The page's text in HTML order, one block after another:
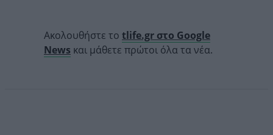
Ακολουθήστε το tlife.gr στο Google
News και μάθετε πρώτοι όλα τα νέα.